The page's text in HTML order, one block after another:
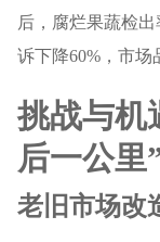
后，腐烂果蔬检
诉下降60%，市场
挑战与机
后一公里
老旧市场改